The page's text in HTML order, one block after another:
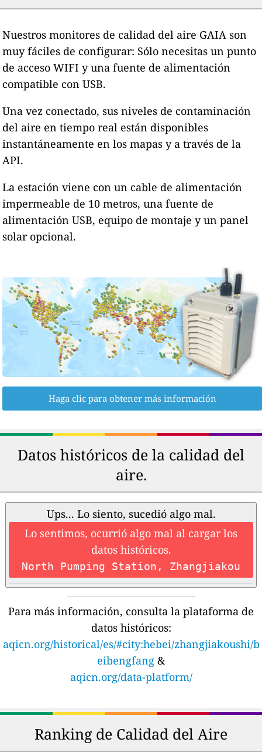
Nuestros monitores de calidad del aire GAIA son
muy fáciles de configurar: Sólo necesitas un punto
de acceso WIFI y una fuente de alimentación
compatible con USB.
Una vez conectado, sus niveles de contaminación
del aire en tiempo real están disponibles
instantáneamente en los mapas y a través de la
API.
La estación viene con un cable de alimentación
impermeable de 10 metros, una fuente de
alimentación USB, equipo de montaje y un panel
solar opcional.
Haga clic para obtener más información
Datos históricos de la calidad del
aire.
Ups... Lo siento, sucedió algo mal.
Lo sentimos, ocurrió algo mal al cargar los
datos históricos.
North Pumping Station, Zhangjiakou
Para más información, consulta la plataforma de
datos históricos:
aqicn.org/historical/es/#city:hebei/zhangjiakoushi/b
eibengfang &
aqicn.org/data-platform/
Ranking de Calidad del Aire